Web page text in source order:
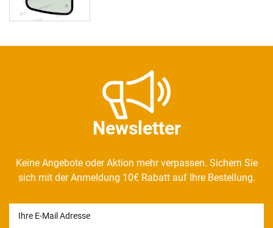
Newsletter
Keine Angebote oder Aktion mehr verpassen. Sichern Sie
sich mit der Anmeldung 10€ Rabatt auf Ihre Bestellung.
Honig